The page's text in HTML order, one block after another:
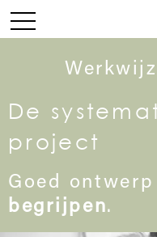
De
project
Goed
begrijpen.